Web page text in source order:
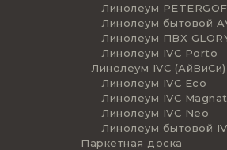
Линолеум PETERGOF
Линолеум бытовой
Линолеум ПВХ
Линолеум IVC Porto
Линолеум IVC (АйВиСи)
Линолеум IVC Eco
Линолеум IVC
Линолеум IVC Neo
Линолеум бытовой
Паркетная доска